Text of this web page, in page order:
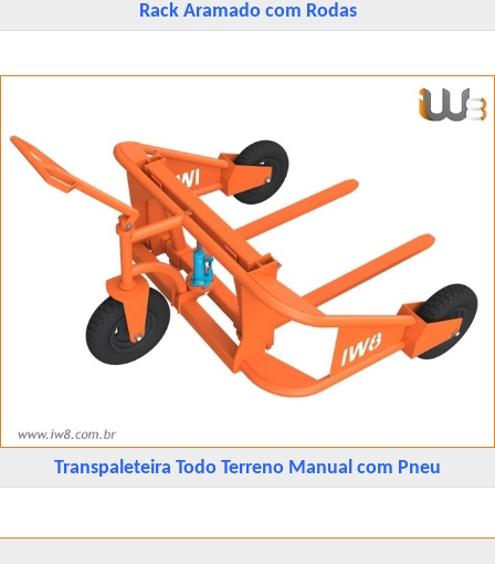
Rack Aramado com Rodas
Transpaleteira Todo Terreno Manual com Pneu